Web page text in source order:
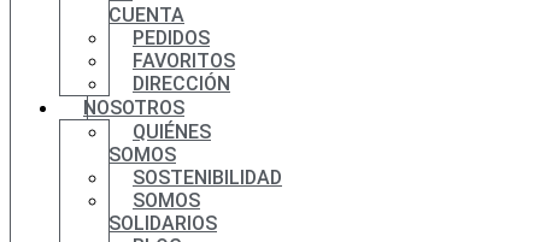
CUENTA
PEDIDOS
FAVORITOS
DIRECCIÓN
NOSOTROS
QUIÉNES
SOMOS
SOSTENIBILIDAD
SOMOS
SOLIDARIOS